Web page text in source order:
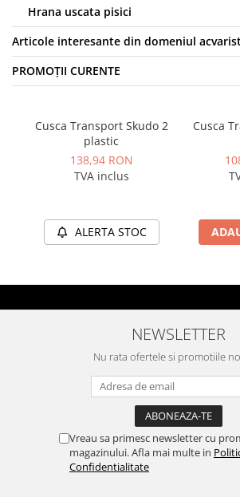
Hrana uscata pisici
Articole interesante din domeniul
PROMOȚII CURENTE
Cusca Transport Skudo 2
plastic
138,94 RON
TVA inclus
ALERTA STOC
Cusca
NEWSLETTER
Nu rata ofertele si promotiile
Vreau sa primesc newsletter cu
magazinului. Afla mai multe in
Confidentialitate